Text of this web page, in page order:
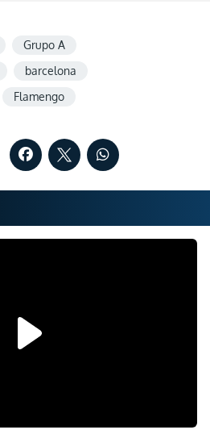
Grupo A
barcelona
Flamengo